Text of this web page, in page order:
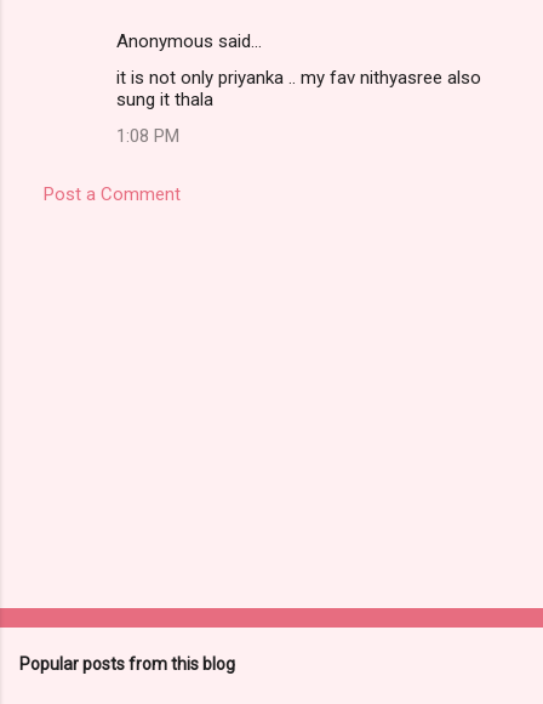
Anonymous said…
it is not only priyanka .. my fav nithyasree also
sung it thala
1:08 PM
Post a Comment
Popular posts from this blog